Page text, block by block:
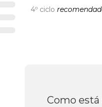
4º ciclo
Como